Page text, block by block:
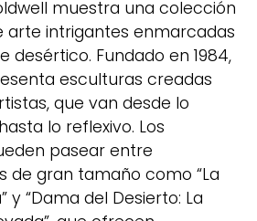
muestra una colección
arte intrigantes enmarcadas
desértico. Fundado en 1984,
esculturas creadas
que van desde lo
lo reflexivo. Los
pasear entre
de gran tamaño como “La
y “Dama del Desierto: La